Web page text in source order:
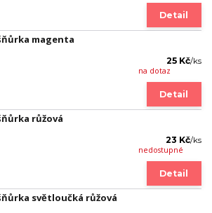
Detail
magenta
25 Kč/ks
na dotaz
Detail
růžová
23 Kč/ks
nedostupné
Detail
světloučká růžová